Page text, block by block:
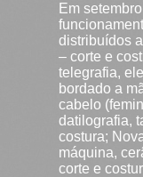
Em
distribuídos
– corte e
telegrafia,
bordado a
cabelo
datilografia,
costura;
máquina,
corte e